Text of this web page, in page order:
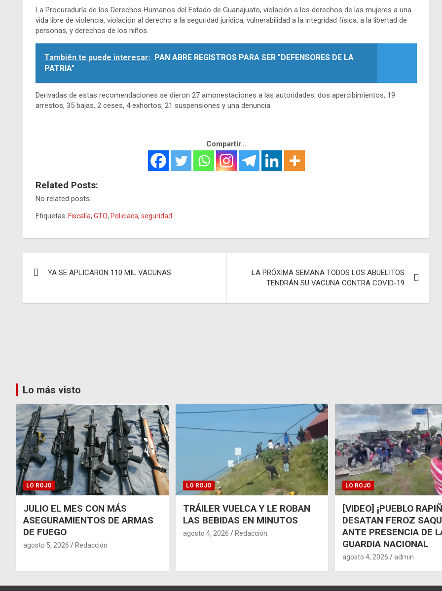
La Procuraduría de los Derechos Humanos del Estado de Guanajuato, violación a los derechos de las mujeres a una
vida libre de violencia, violación al derecho a la seguridad jurídica, vulnerabilidad a la integridad física, a la libertad de
personas, y derechos de los niños.
También te puede interesar: PAN ABRE REGISTROS PARA SER "DEFENSORES DE LA
PATRIA"
Derivadas de estas recomendaciones se dieron 27 amonestaciones a las autoridades, dos apercibimientos, 19
arrestos, 35 bajas, 2 ceses, 4 exhortos, 21 suspensiones y una denuncia.
Compartir...
Related Posts:
No related posts.
Etiquetas: Fiscalía, GTO, Policiaca, seguridad
entradas
YA SE APLICARON 110 MIL VACUNAS
LA PRÓXIMA SEMANA TODOS LOS ABUELITOS
TENDRÁN SU VACUNA CONTRA COVID-19
Lo más visto
LO ROJO
JULIO EL MES CON MÁS
ASEGURAMIENTOS DE ARMAS
DE FUEGO
agosto 5, 2026 Redacción
LO ROJO
TRÁILER VUELCA Y LE ROBAN
LAS BEBIDAS EN MINUTOS
agosto 4, 2026 Redacción
LO ROJO
[VIDEO] ¡PUEBLO
DESATAN FEROZ
ANTE PRESENCIA DE
GUARDIA NACIONAL
agosto 4, 2026 admin